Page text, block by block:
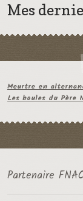
Mes
Meurtre en
Les boules du Père
Partenaire FNAC